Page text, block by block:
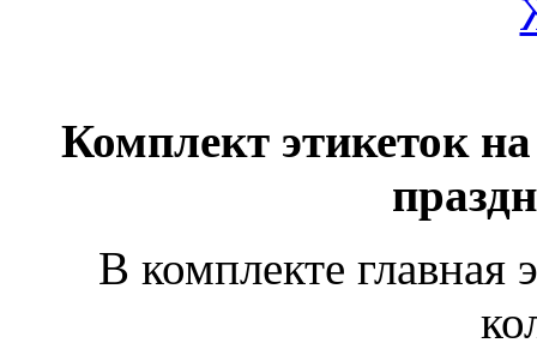
Комплект этикеток
В комплекте главная